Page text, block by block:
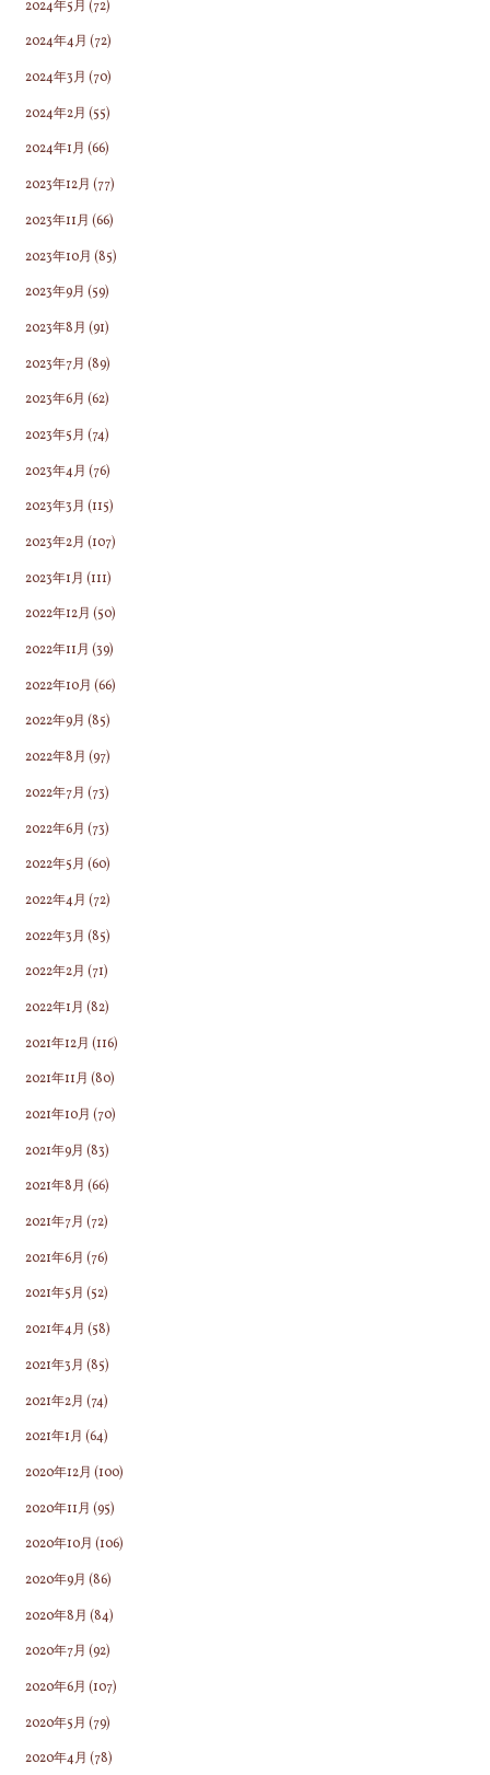
2024年5月 (72)
2024年4月 (72)
2024年3月 (70)
2024年2月 (55)
2024年1月 (66)
2023年12月 (77)
2023年11月 (66)
2023年10月 (85)
2023年9月 (59)
2023年8月 (91)
2023年7月 (89)
2023年6月 (62)
2023年5月 (74)
2023年4月 (76)
2023年3月 (115)
2023年2月 (107)
2023年1月 (111)
2022年12月 (50)
2022年11月 (39)
2022年10月 (66)
2022年9月 (85)
2022年8月 (97)
2022年7月 (73)
2022年6月 (73)
2022年5月 (60)
2022年4月 (72)
2022年3月 (85)
2022年2月 (71)
2022年1月 (82)
2021年12月 (116)
2021年11月 (80)
2021年10月 (70)
2021年9月 (83)
2021年8月 (66)
2021年7月 (72)
2021年6月 (76)
2021年5月 (52)
2021年4月 (58)
2021年3月 (85)
2021年2月 (74)
2021年1月 (64)
2020年12月 (100)
2020年11月 (95)
2020年10月 (106)
2020年9月 (86)
2020年8月 (84)
2020年7月 (92)
2020年6月 (107)
2020年5月 (79)
2020年4月 (78)